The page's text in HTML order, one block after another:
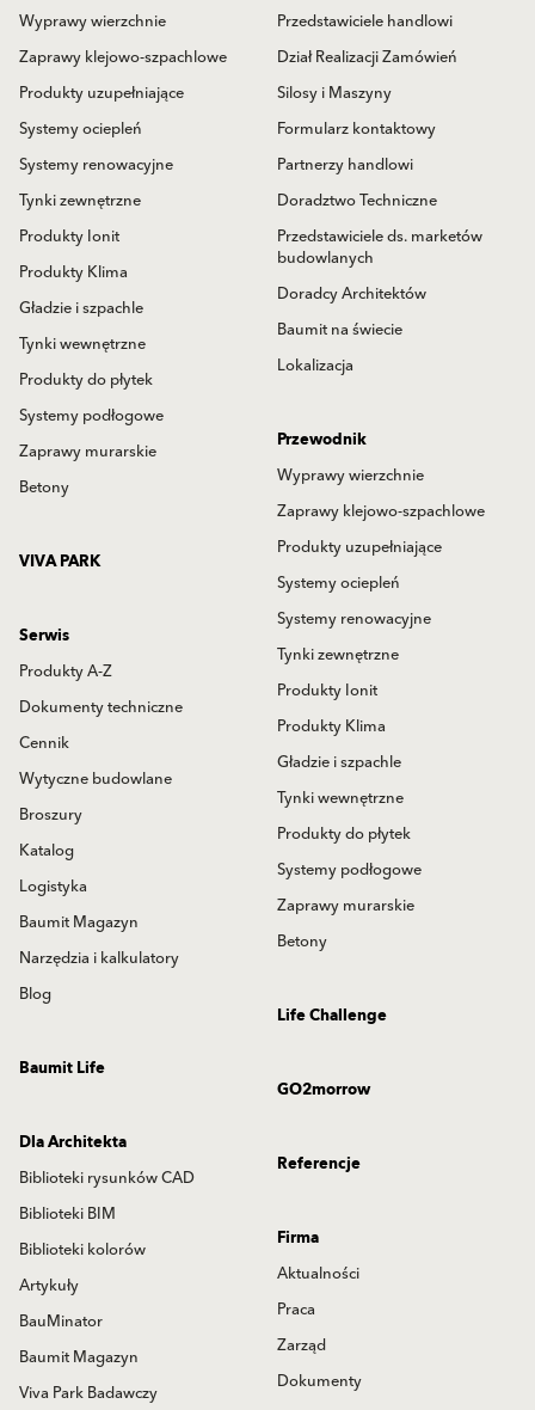
Wyprawy wierzchnie
Zaprawy klejowo-szpachlowe
Produkty uzupełniające
Systemy ociepleń
Systemy renowacyjne
Tynki zewnętrzne
Produkty Ionit
Produkty Klima
Gładzie i szpachle
Tynki wewnętrzne
Produkty do płytek
Systemy podłogowe
Zaprawy murarskie
Betony
Przedstawiciele handlowi
Dział Realizacji Zamówień
Silosy i Maszyny
Formularz kontaktowy
Partnerzy handlowi
Doradztwo Techniczne
Przedstawiciele ds. marketów
budowlanych
Doradcy Architektów
Baumit na świecie
Lokalizacja
Przewodnik
Wyprawy wierzchnie
Zaprawy klejowo-szpachlowe
Produkty uzupełniające
Systemy ociepleń
Systemy renowacyjne
Tynki zewnętrzne
Produkty Ionit
Produkty Klima
Gładzie i szpachle
Tynki wewnętrzne
Produkty do płytek
Systemy podłogowe
Zaprawy murarskie
Betony
VIVA PARK
Serwis
Produkty A-Z
Dokumenty techniczne
Cennik
Wytyczne budowlane
Broszury
Katalog
Logistyka
Baumit Magazyn
Narzędzia i kalkulatory
Blog
Life Challenge
Baumit Life
GO2morrow
Dla Architekta
Biblioteki rysunków CAD
Biblioteki BIM
Biblioteki kolorów
Artykuły
BauMinator
Baumit Magazyn
Viva Park Badawczy
Referencje
Firma
Aktualności
Praca
Zarząd
Dokumenty